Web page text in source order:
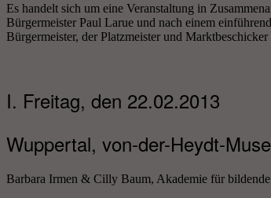
Es handelt sich um eine Veranstaltung in
Bürgermeister Paul Larue und nach einem
Bürgermeister, der Platzmeister und
I. Freitag, den 22.02.2013
Wuppertal, von-der-Heydt-
Barbara Irmen & Cilly Baum, Akademie für